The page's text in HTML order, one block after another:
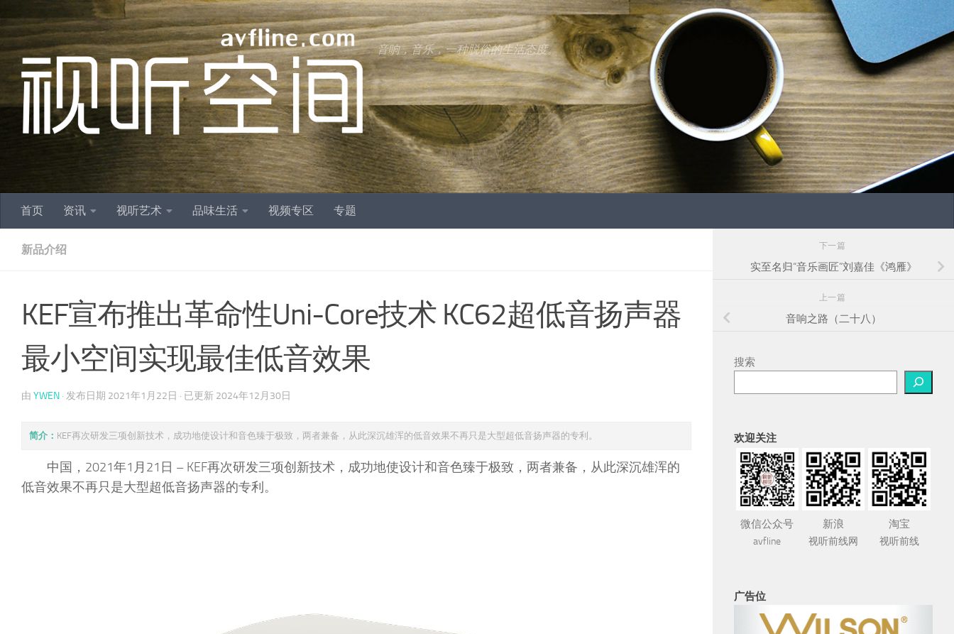
跳至内容
音响，音乐，一种脱俗的生活态度。
首页 资讯 视听艺术 品味生活 视频专区 专题
新品介绍
KEF宣布推出革命性Uni-Core技术 KC62超低音扬声器
最小空间实现最佳低音效果
由 YWEN · 发布日期 2021年1月22日 · 已更新 2024年12月30日
简介： KEF再次研发三项创新技术，成功地使设计和音色臻于极致，两者兼备，从此深沉雄浑的低音效果不再只是大型超低音扬声器的专利。
中国，2021年1月21日 – KEF再次研发三项创新技术，成功地使设计和音色臻于极致，两者兼备，从此深沉雄浑的
低音效果不再只是大型超低音扬声器的专利。
下一篇
实至名归“音乐画匠”刘嘉佳《鸿雁》
上一篇
音响之路（二十八）
搜索
欢迎关注
微信公众号
avfline
新浪
视听前线网
淘宝
视听前线
广告位